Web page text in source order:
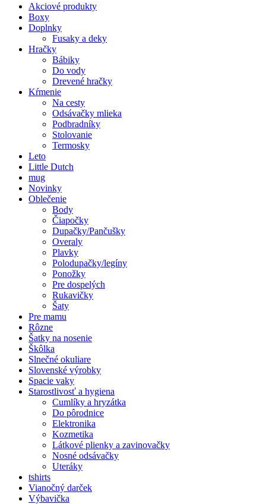
Akciové produkty
Boxy
Doplnky
Fusaky a deky
Hračky
Bábiky
Do vody
Drevené hračky
Kŕmenie
Na cesty
Odsávačky mlieka
Podbradníky
Stolovanie
Termosky
Leto
Little Dutch
mug
Novinky
Oblečenie
Body
Čiapočky
Dupačky/Pančušky
Overaly
Plavky
Polodupačky/legíny
Ponožky
Pre dospelých
Rukavičky
Šaty
Pre mamu
Rôzne
Šatky na nosenie
Škôlka
Slnečné okuliare
Slovenské výrobky
Spacie vaky
Starostlivosť a hygiena
Cumlíky a hryzátka
Do pôrodnice
Elektronika
Kozmetika
Látkové plienky a zavinovačky
Nosné odsávačky
Uteráky
tshirts
Vianočný darček
Výbavička